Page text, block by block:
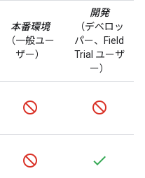
本番環境
（一般ユー
ザー）
開発
（デベロッ
パー、
Field
Trial ユーザ
ー）